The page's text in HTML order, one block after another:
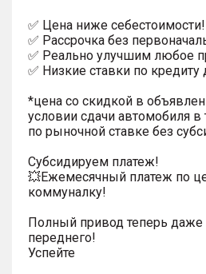
✅ Цена ниже себестоимости!
✅ Рассрочка без
✅ Реально улучшим любое
✅ Низкие ставки по кредиту
*цена со скидкой в
условии сдачи автомобиля в
по рыночной ставке без
Субсидируем платеж!
💥Ежемесячный платеж по
коммуналку!
Полный привод теперь
переднего!
Успейте